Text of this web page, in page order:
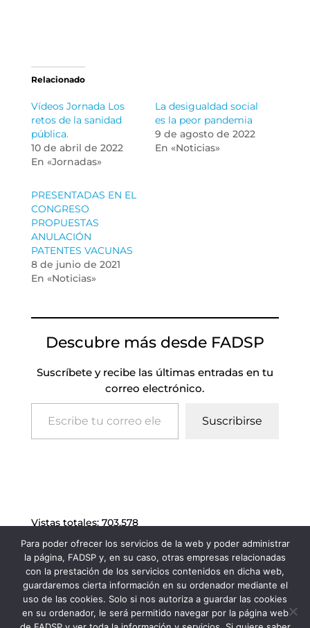
Relacionado
Vídeos Jornada Los
retos de la sanidad
pública.
10 de abril de 2022
En «Jornadas»
La desigualdad social
es la peor pandemia
9 de agosto de 2022
En «Noticias»
PRESENTADAS EN EL
CONGRESO
PROPUESTAS
ANULACIÓN
PATENTES VACUNAS
8 de junio de 2021
En «Noticias»
Descubre más desde FADSP
Suscríbete y recibe las últimas entradas en tu
correo electrónico.
Escribe tu correo electrónico…
Suscribirse
Vistas totales: 703.578
Para poder ofrecer los servicios de la web y poder administrar
la página, FADSP y, en su caso, otras empresas relacionadas
con la prestación de los servicios contenidos en dicha web,
guardaremos cierta información en su ordenador mediante el
uso de las cookies. Solo si nos autoriza a guardar las cookies
en su ordenador, le será permitido navegar por la página web